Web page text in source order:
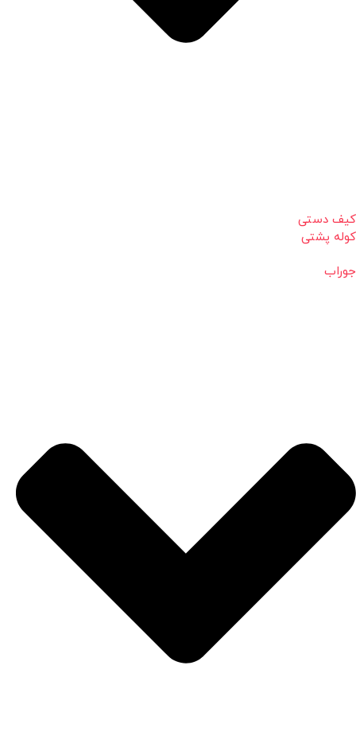
کیف دستی
کوله پشتی
جوراب